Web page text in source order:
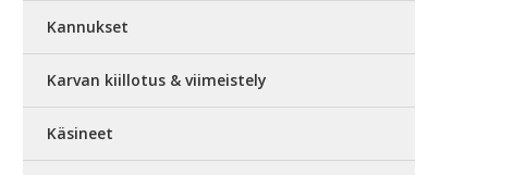
Kannukset
Karvan kiillotus & viimeistely
Käsineet